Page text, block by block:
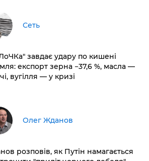
Сеть
завдає удару по кишені
експорт зерна −37,6 %, масла —
вугілля — у кризі
Олег Жданов
розповів, як Путін намагається